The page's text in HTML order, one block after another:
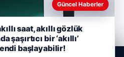
Güncel Haberler
saat, akıllı gözlük
şaşırtıcı bir ‘akıllı’
başlayabilir!